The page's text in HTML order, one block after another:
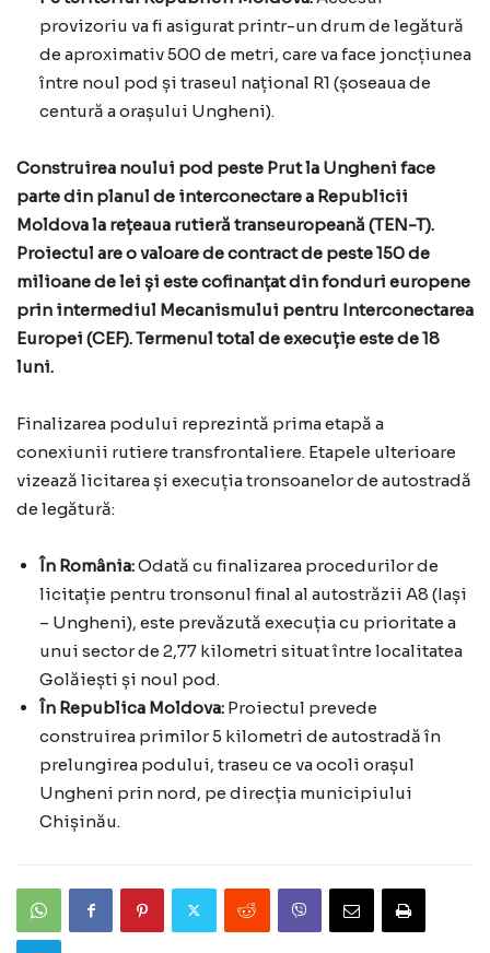
provizoriu va fi asigurat printr-un drum de legătură
de aproximativ 500 de metri, care va face joncțiunea
între noul pod și traseul național R1 (șoseaua de
centură a orașului Ungheni).
Construirea noului pod peste Prut la Ungheni face
parte din planul de interconectare a Republicii
Moldova la rețeaua rutieră transeuropeană (TEN-T).
Proiectul are o valoare de contract de peste 150 de
milioane de lei și este cofinanțat din fonduri europene
prin intermediul Mecanismului pentru Interconectarea
Europei (CEF). Termenul total de execuție este de 18
luni.
Finalizarea podului reprezintă prima etapă a
conexiunii rutiere transfrontaliere. Etapele ulterioare
vizează licitarea și execuția tronsoanelor de autostradă
de legătură:
În România:Odată cu finalizarea procedurilor de
licitație pentru tronsonul final al autostrăzii A8 (Iași
– Ungheni), este prevăzută execuția cu prioritate a
unui sector de 2,77 kilometri situat între localitatea
Golăiești și noul pod.
În Republica Moldova: Proiectul prevede
construirea primilor 5 kilometri de autostradă în
prelungirea podului, traseu ce va ocoli orașul
Ungheni prin nord, pe direcția municipiului
Chișinău.